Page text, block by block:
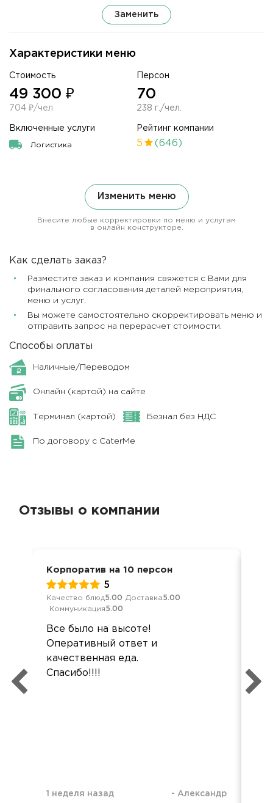
Характеристики меню
Стоимость
49 300 ₽
704 ₽/чел
Персон
70
238 г./чел.
Включенные услуги
Логистика
Рейтинг компании
5 (646)
Изменить меню
Внесите любые корректировки по меню и услугам
в онлайн конструкторе.
Заменить
Как сделать заказ?
Разместите заказ и компания свяжется с Вами для
финального согласования деталей мероприятия,
меню и услуг.
Вы можете самостоятельно скорректировать меню и
отправить запрос на перерасчет стоимости.
Способы оплаты
Наличные/Переводом
Онлайн (картой) на сайте
Терминал (картой) Безнал без НДС
По договору с CaterMe
Отзывы о компании
Корпоратив на 10 персон
5
Качество блюд5.00 Доставка5.00
Коммуникация5.00
Все было на высоте!
Оперативный ответ и
качественная еда.
Спасибо!!!!
1 неделя назад - Александр